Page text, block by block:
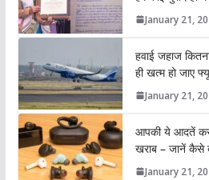
January 21,
हवाई जहाज
ही खत्म हो जाए
January 21,
आपकी ये आदतें
खराब – जानें कैसे
January 21,